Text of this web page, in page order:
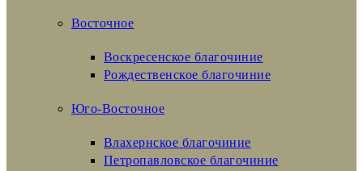
Восточное
Воскресенское благочиние
Рождественское благочиние
Юго-Восточное
Влахернское благочиние
Петропавловское благочиние